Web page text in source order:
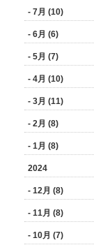
- 7月 (10)
- 6月 (6)
- 5月 (7)
- 4月 (10)
- 3月 (11)
- 2月 (8)
- 1月 (8)
2024
- 12月 (8)
- 11月 (8)
- 10月 (7)